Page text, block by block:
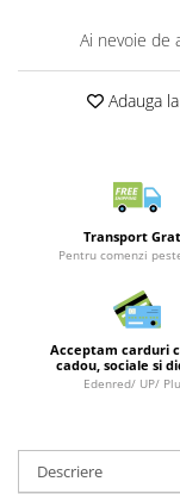
Figurine
Cani/Pahare
Fesuri
Studio Ghibli/My
Totoro/Kiki etc
Minecraft
Pokemon
Ai nevoie de
Adauga
Transport
Pentru comenzi
Acceptam carduri
cadou, sociale si
Edenred/ UP/
Descriere